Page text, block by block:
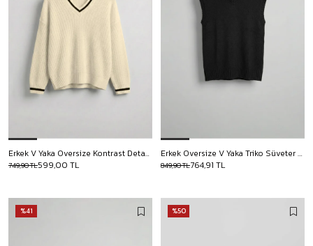
Erkek V Yaka Oversize Kontrast Detaylı Kazak Bej
599,00 TL
749,90 TL
Erkek Oversize V Yaka Triko Süveter Siyah
764,91 TL
849,90 TL
%41 %50